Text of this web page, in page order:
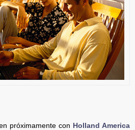
próximamente con Holland America